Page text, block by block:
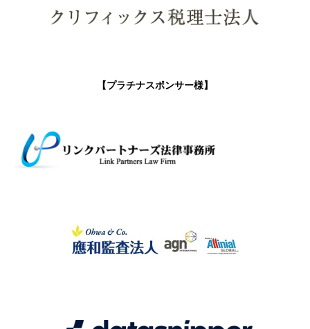
【プラチナスポンサー様】